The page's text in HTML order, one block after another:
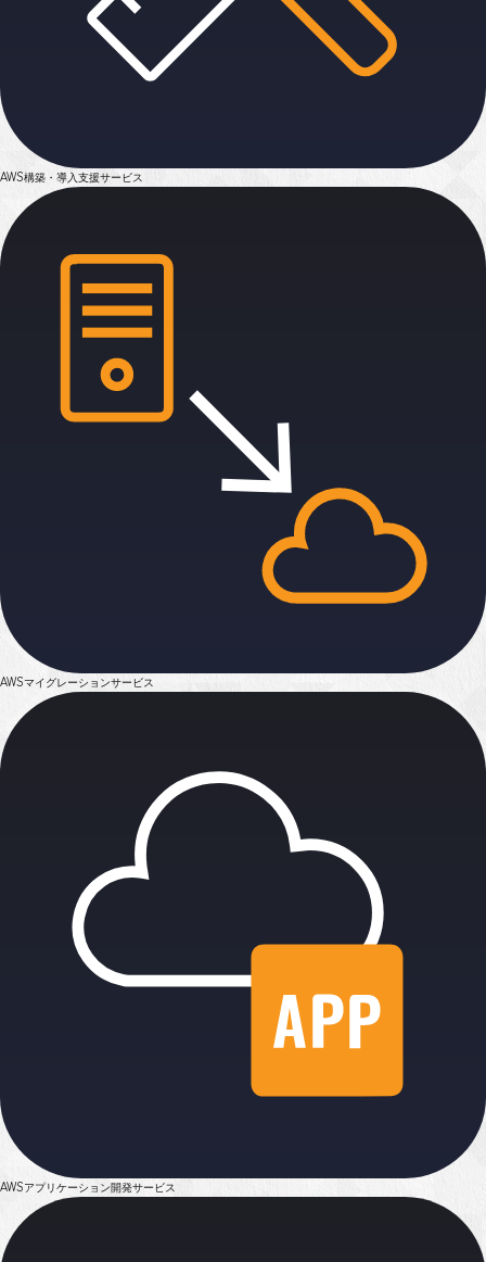
AWS構築・導入支援サービス
AWSマイグレーションサービス
AWSアプリケーション開発サービス